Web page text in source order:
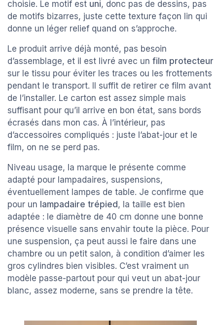
choisie. Le motif est uni, donc pas de dessins, pas
de motifs bizarres, juste cette texture façon lin qui
donne un léger relief quand on s’approche.
Le produit arrive déjà monté, pas besoin
d’assemblage, et il est livré avec un film protecteur
sur le tissu pour éviter les traces ou les frottements
pendant le transport. Il suffit de retirer ce film avant
de l’installer. Le carton est assez simple mais
suffisant pour qu’il arrive en bon état, sans bords
écrasés dans mon cas. À l’intérieur, pas
d’accessoires compliqués : juste l’abat-jour et le
film, on ne se perd pas.
Niveau usage, la marque le présente comme
adapté pour lampadaires, suspensions,
éventuellement lampes de table. Je confirme que
pour un lampadaire trépied , la taille est bien
adaptée : le diamètre de 40 cm donne une bonne
présence visuelle sans envahir toute la pièce. Pour
une suspension, ça peut aussi le faire dans une
chambre ou un petit salon, à condition d’aimer les
gros cylindres bien visibles. C’est vraiment un
modèle passe-partout pour qui veut un abat-jour
blanc, assez moderne, sans se prendre la tête.